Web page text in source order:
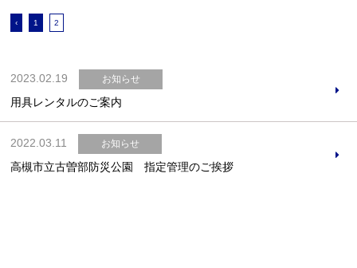
お問合せフォーム
‹ 1 2
2023.02.19 お知らせ
用具レンタルのご案内
2022.03.11 お知らせ
高槻市立古曽部防災公園 指定管理のご挨拶